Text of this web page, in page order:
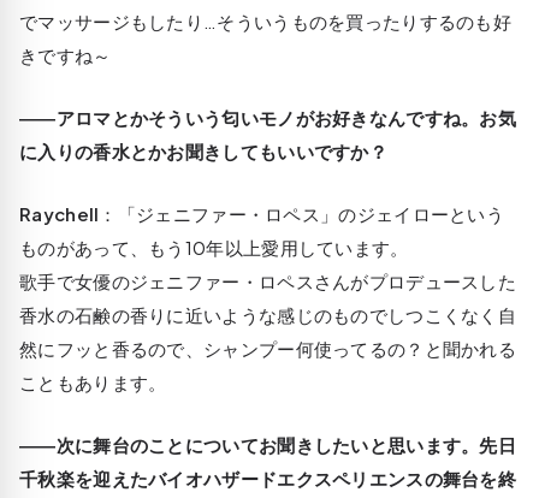
でマッサージもしたり…そういうものを買ったりするのも好
きですね～
――アロマとかそういう匂いモノがお好きなんですね。お気
に入りの香水とかお聞きしてもいいですか？
Raychell ：「ジェニファー・ロペス」のジェイローという
ものがあって、もう10年以上愛用しています。
歌手で女優のジェニファー・ロペスさんがプロデュースした
香水の石鹸の香りに近いような感じのものでしつこくなく自
然にフッと香るので、シャンプー何使ってるの？と聞かれる
こともあります。
――次に舞台のことについてお聞きしたいと思います。先日
千秋楽を迎えたバイオハザードエクスペリエンスの舞台を終